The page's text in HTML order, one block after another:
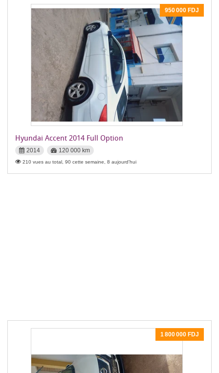
950 000 FDJ
Hyundai Accent 2014 Full Option
2014 120 000 km
210 vues au total, 90 cette semaine, 8 aujourd'hui
1 800 000 FDJ